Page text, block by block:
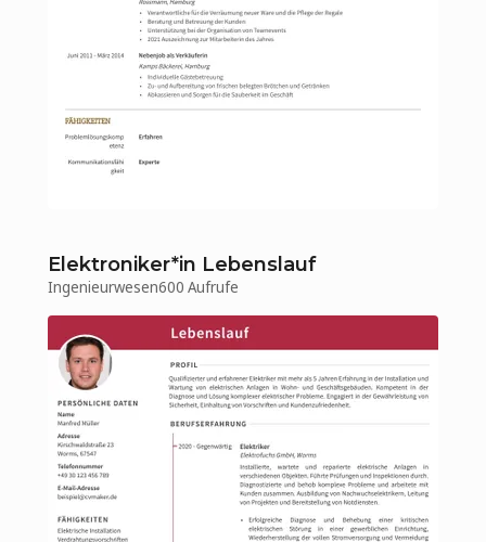
Elektroniker*in Lebenslauf
Ingenieurwesen600 Aufrufe